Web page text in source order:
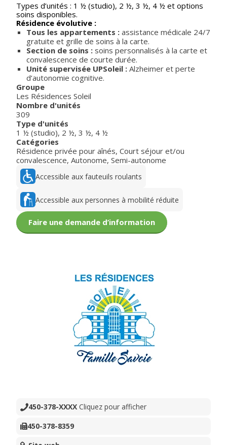
Types d’unités : 1 ½ (studio), 2 ½, 3 ½, 4 ½ et options
soins disponibles.
Résidence évolutive :
Tous les appartements : assistance médicale 24/7
gratuite et grille de soins à la carte.
Section de soins : soins personnalisés à la carte et
convalescence de courte durée.
Unité supervisée UPSoleil : Alzheimer et perte
d’autonomie cognitive.
Groupe
Les Résidences Soleil
Nombre d'unités
309
Type d'unités
1 ½ (studio), 2 ½, 3 ½, 4 ½
Catégories
Résidence privée pour aînés, Court séjour et/ou
convalescence, Autonome, Semi-autonome
Accessible aux fauteuils roulants
Accessible aux personnes à mobilité réduite
Faire une demande d’information
450-378-XXXX Cliquez pour afficher
450-378-8359